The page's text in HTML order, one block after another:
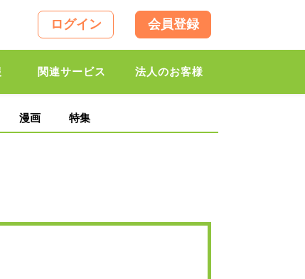
ログイン 会員登録
関連サービス 法人のお客様
漫画 特集